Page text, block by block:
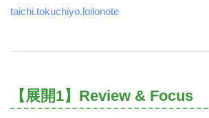
taichi.tokuchiyo.loilonote
【展開1】Review & Focus